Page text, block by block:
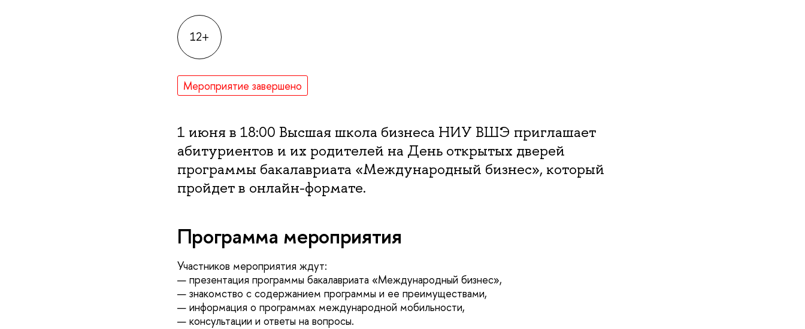
12+
Мероприятие завершено
1 июня в 18:00 Высшая школа бизнеса НИУ ВШЭ приглашает
абитуриентов и их родителей на День открытых дверей
программы бакалавриата «Международный бизнес», который
пройдет в онлайн-формате.
Программа мероприятия
Участников мероприятия ждут:
— презентация программы бакалавриата «Международный бизнес»,
— знакомство с содержанием программы и ее преимуществами,
— информация о программах международной мобильности,
— консультации и ответы на вопросы.